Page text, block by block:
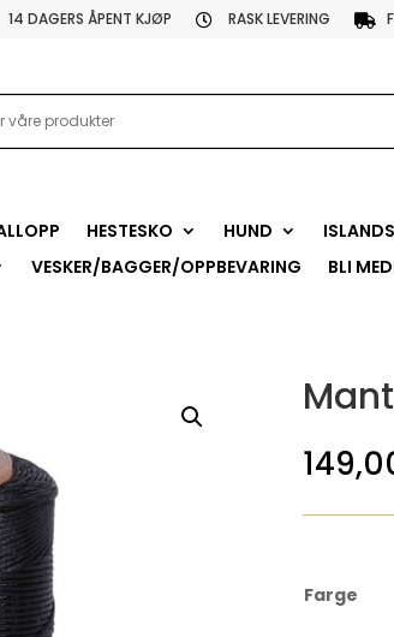
14 DAGERS ÅPENT KJØP  RASK LEVERING 
HESTESKO HUND
VESKER/BAGGER/OPPBEVARING BLI
Farge